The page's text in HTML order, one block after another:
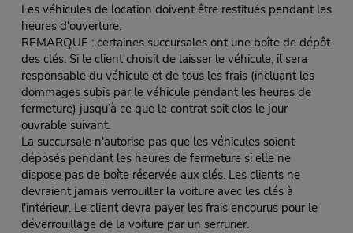
Les véhicules de location doivent être restitués pendant les
heures d'ouverture.
REMARQUE : certaines succursales ont une boîte de dépôt
des clés. Si le client choisit de laisser le véhicule, il sera
responsable du véhicule et de tous les frais (incluant les
dommages subis par le véhicule pendant les heures de
fermeture) jusqu’à ce que le contrat soit clos le jour
ouvrable suivant.
La succursale n'autorise pas que les véhicules soient
déposés pendant les heures de fermeture si elle ne
dispose pas de boîte réservée aux clés. Les clients ne
devraient jamais verrouiller la voiture avec les clés à
l'intérieur. Le client devra payer les frais encourus pour le
déverrouillage de la voiture par un serrurier.